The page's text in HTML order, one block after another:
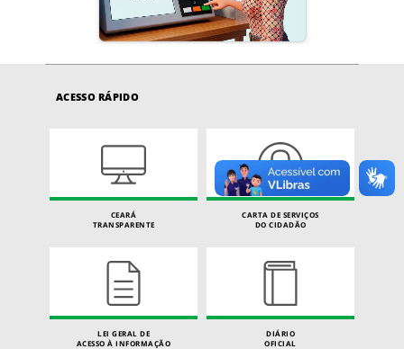
ACESSO RÁPIDO
CEARÁ
TRANSPARENTE
CARTA DE SERVIÇOS
DO CIDADÃO
LEI GERAL DE
ACESSO À INFORMAÇÃO
DIÁRIO
OFICIAL